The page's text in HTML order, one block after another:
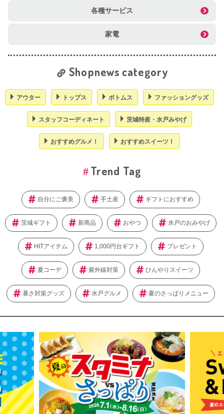
各種サービス
家電
Shopnews category
アウター トップス ボトムス ファッショングッズ
スタッフコーディネート 茨城特産・水戸みやげ
おすすめグルメ！ おすすめスイーツ！
Trend Tag
自分にご褒美 手土産 ギフトにおすすめ
茨城ギフト 新商品 おやつ 水戸のおみやげ
HITアイテム 1,000円台ギフト プレゼント
夏コーデ 紫外線対策 ひんやりスイーツ
暑さ対策グッズ 水戸グルメ 夏のさっぱりメニュー